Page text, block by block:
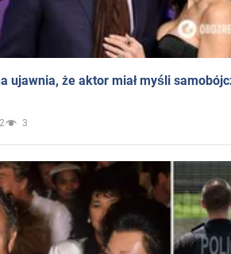
ujawnia, że aktor miał myśli
3